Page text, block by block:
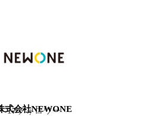
式会社NEWONE
17フォロワー